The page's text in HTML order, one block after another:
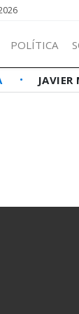
POLÍTICA
JAVIER